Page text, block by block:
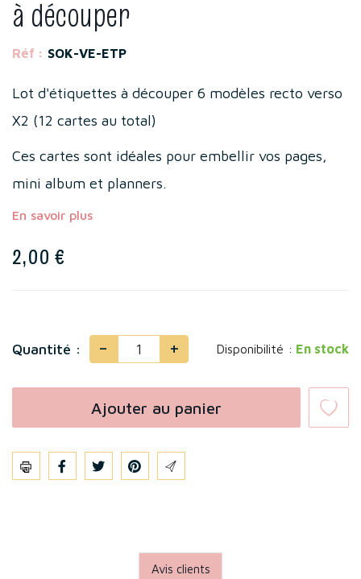
à découper
Réf : SOK-VE-ETP
Lot d'étiquettes à découper 6 modèles recto verso
X2 (12 cartes au total)
Ces cartes sont idéales pour embellir vos pages,
mini album et planners.
En savoir plus
2,00 €
Quantité : - + Disponibilité : En stock
Ajouter au panier
Partager
Avis clients